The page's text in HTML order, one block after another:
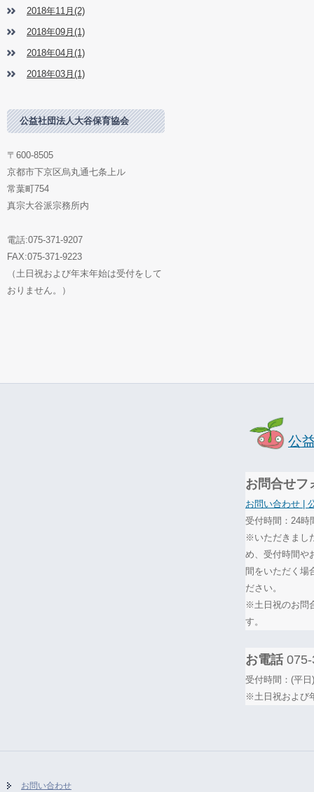
2018年11月(2)
2018年09月(1)
2018年04月(1)
2018年03月(1)
公益社団法人大谷保育協会
〒600-8505
京都市下京区烏丸通七条上ル
常葉町754
真宗大谷派宗務所内
電話:075-371-9207
FAX:075-371-9223
（土日祝および年末年始は受付をして
おりません。）
公
お問合せフ
お問い合わせ |
受付時間：24時
※いただきまし
め、受付時間や
間をいただく場
ださい。
※土日祝のお問
す。
お電話075-
受付時間：(平
※土日祝および
お問い合わせ